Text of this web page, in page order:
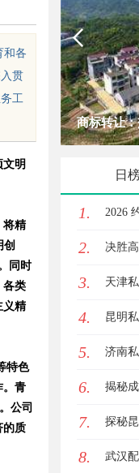
和各
贯
工
明
将精
创
同时
各类
义精
特色
。青
公司
的质
商标转让
日
1. 2026
系列
2. 决胜
复杂
3. 天津
现状
4. 昆明
查力量
5. 济南
英雄
6. 揭秘
服务
7. 探秘
律守护
8. 武汉